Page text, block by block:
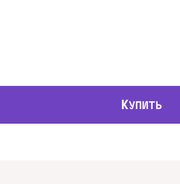
КУПИТЬ